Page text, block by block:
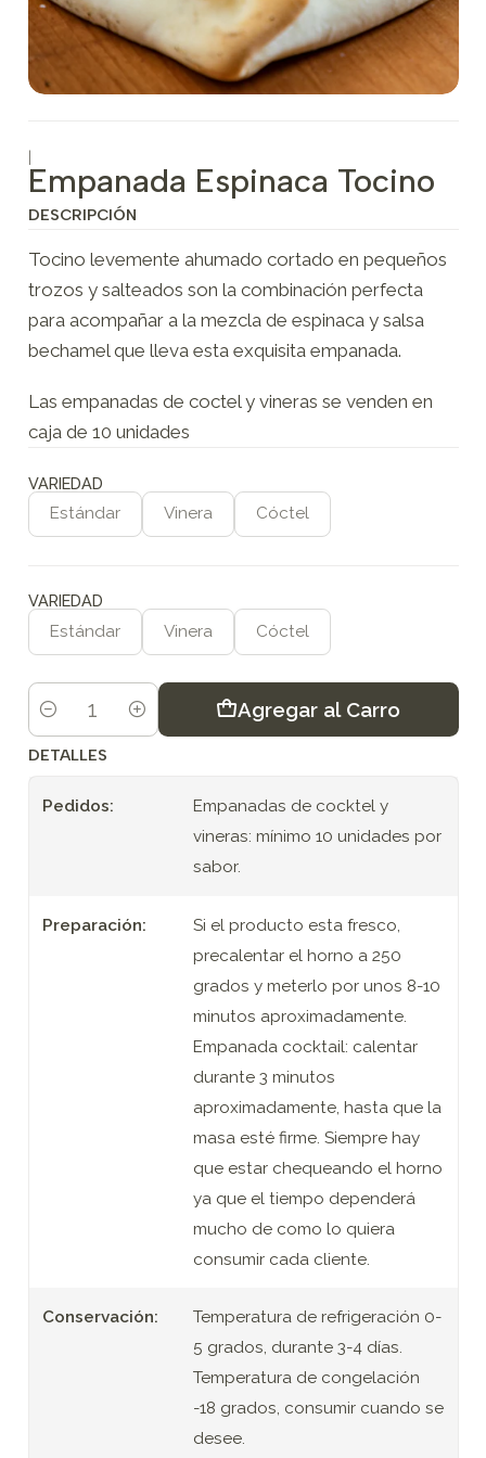
|
Empanada Espinaca Tocino
DESCRIPCIÓN
Tocino levemente ahumado cortado en pequeños
trozos y salteados son la combinación perfecta
para acompañar a la mezcla de espinaca y salsa
bechamel que lleva esta exquisita empanada.
Las empanadas de coctel y vineras se venden en
caja de 10 unidades
VARIEDAD
Estándar Vinera Cóctel
VARIEDAD
Estándar Vinera Cóctel
Cantidad
Agregar al Carro
DETALLES
Pedidos:
Empanadas de cocktel y
vineras: mínimo 10 unidades por
sabor.
Preparación:
Si el producto esta fresco,
precalentar el horno a 250
grados y meterlo por unos 8-10
minutos aproximadamente.
Empanada cocktail: calentar
durante 3 minutos
aproximadamente, hasta que la
masa esté firme. Siempre hay
que estar chequeando el horno
ya que el tiempo dependerá
mucho de como lo quiera
consumir cada cliente.
Conservación:
Temperatura de refrigeración 0-
5 grados, durante 3-4 días.
Temperatura de congelación
-18 grados, consumir cuando se
desee.